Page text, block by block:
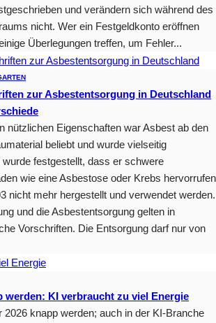
und verändern sich während des
nicht. Wer ein Festgeldkonto eröffnen
Überlegungen treffen, um Fehler...
zur Asbestentsorgung in Deutschland
nützlichen Eigenschaften war Asbest ab den
beliebt und wurde vielseitig
festgestellt, dass er schwere
wie eine Asbestose oder Krebs hervorrufen
nicht mehr hergestellt und verwendet werden.
und die Asbestentsorgung gelten in
Vorschriften. Die Entsorgung darf nur von
werden: KI verbraucht zu viel Energie
2026 knapp werden; auch in der KI-Branche